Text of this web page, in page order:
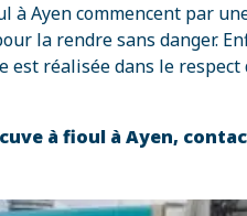
à Ayen commencent par
la rendre sans danger.
est réalisée dans le
à fioul à Ayen,